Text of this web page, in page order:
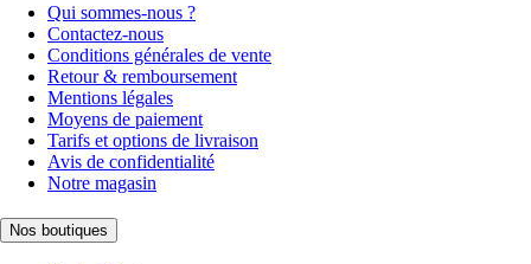
Qui sommes-nous ?
Contactez-nous
Conditions générales de vente
Retour & remboursement
Mentions légales
Moyens de paiement
Tarifs et options de livraison
Avis de confidentialité
Notre magasin
Nos boutiques